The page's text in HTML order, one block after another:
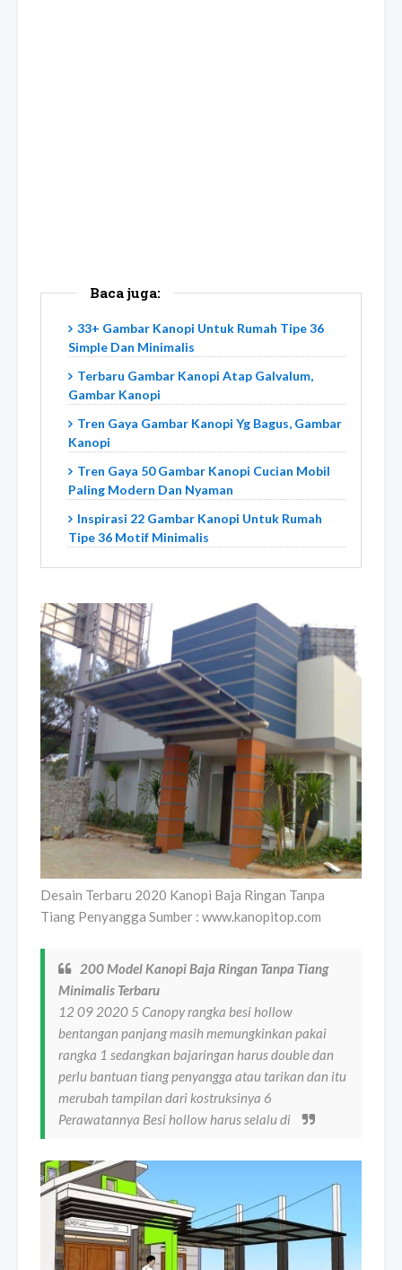
Baca juga:
33+ Gambar Kanopi Untuk Rumah Tipe 36
Simple Dan Minimalis
Terbaru Gambar Kanopi Atap Galvalum,
Gambar Kanopi
Tren Gaya Gambar Kanopi Yg Bagus, Gambar
Kanopi
Tren Gaya 50 Gambar Kanopi Cucian Mobil
Paling Modern Dan Nyaman
Inspirasi 22 Gambar Kanopi Untuk Rumah
Tipe 36 Motif Minimalis
Desain Terbaru 2020 Kanopi Baja Ringan Tanpa
Tiang Penyangga Sumber : www.kanopitop.com
200 Model Kanopi Baja Ringan Tanpa Tiang
Minimalis Terbaru
12 09 2020 5 Canopy rangka besi hollow
bentangan panjang masih memungkinkan pakai
rangka 1 sedangkan bajaringan harus double dan
perlu bantuan tiang penyangga atau tarikan dan itu
merubah tampilan dari kostruksinya 6
Perawatannya Besi hollow harus selalu di